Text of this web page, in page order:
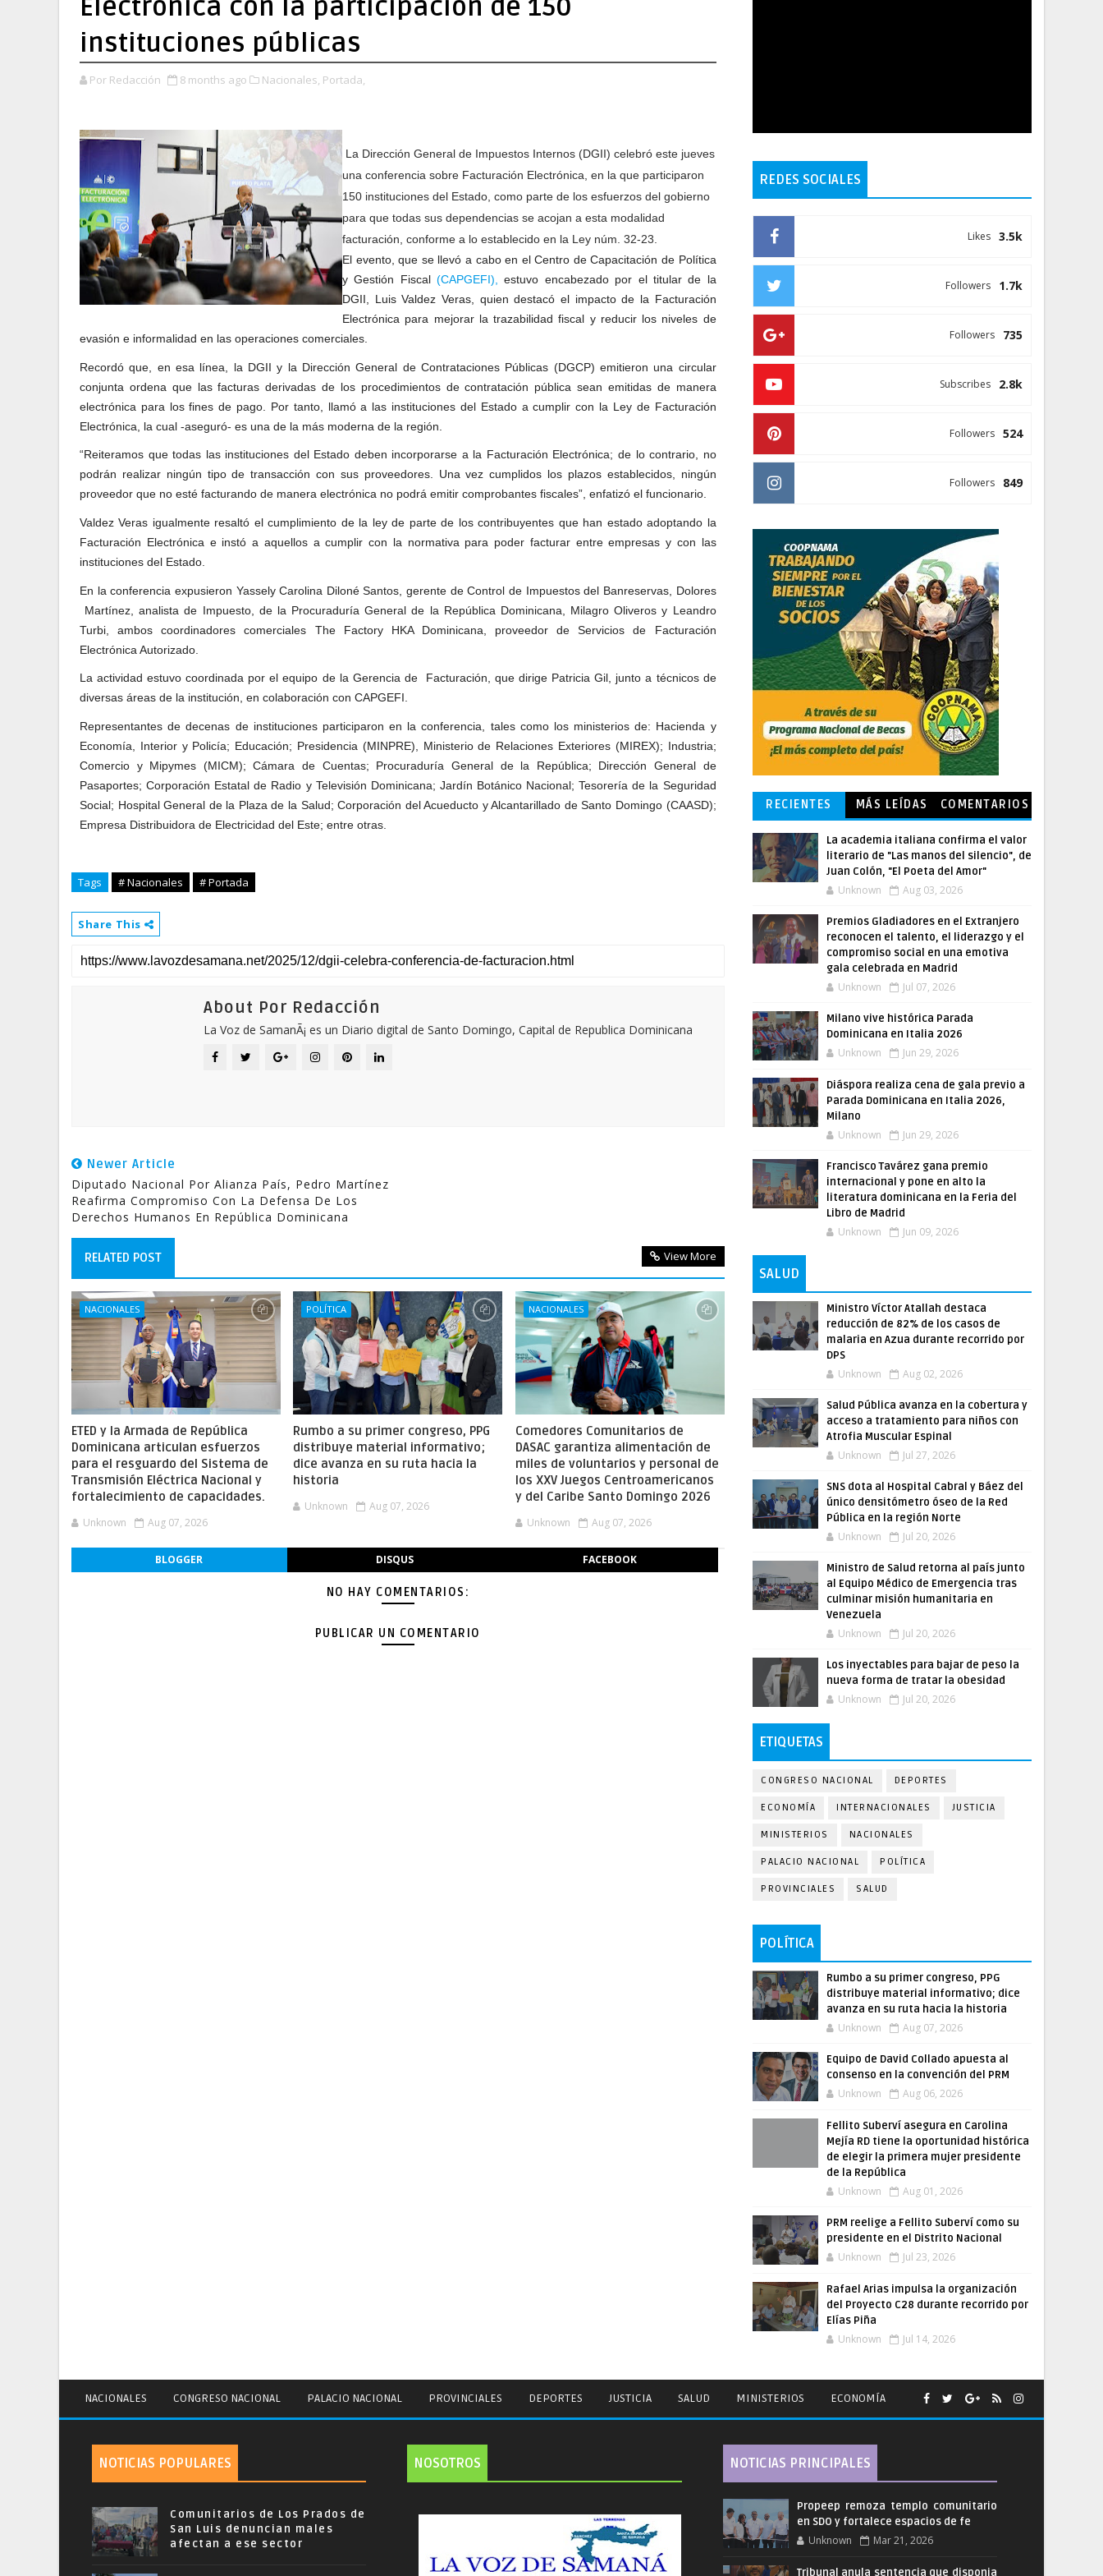
Electrónica con la participación de 150
instituciones públicas
Por Redacción 8 months ago Nacionales, Portada,
La Dirección General de Impuestos Internos (DGII) celebró este jueves
una conferencia sobre Facturación Electrónica, en la que participaron
150 instituciones del Estado, como parte de los esfuerzos del gobierno
para que todas sus dependencias se acojan a esta modalidad
facturación, conforme a lo establecido en la Ley núm. 32-23.
El evento, que se llevó a cabo en el Centro de Capacitación de Política
y Gestión Fiscal(CAPGEFI),estuvo encabezado por el titular de la
DGII, Luis Valdez Veras, quien destacó el impacto de la Facturación
Electrónica para mejorar la trazabilidad fiscal y reducir los niveles de
evasión e informalidad en las operaciones comerciales.
Recordó que, en esa línea, la DGII y la Dirección General de Contrataciones Públicas (DGCP) emitieron una circular
conjunta ordena que las facturas derivadas de los procedimientos de contratación pública sean emitidas de manera
electrónica para los fines de pago. Por tanto, llamó a las instituciones del Estado a cumplir con la Ley de Facturación
Electrónica, la cual -aseguró- es una de la más moderna de la región.
“Reiteramos que todas las instituciones del Estado deben incorporarse a la Facturación Electrónica; de lo contrario, no
podrán realizar ningún tipo de transacción con sus proveedores. Una vez cumplidos los plazos establecidos, ningún
proveedor que no esté facturando de manera electrónica no podrá emitir comprobantes fiscales”, enfatizó el funcionario.
Valdez Veras igualmente resaltó el cumplimiento de la ley de parte de los contribuyentes que han estado adoptando la
Facturación Electrónica e instó a aquellos a cumplir con la normativa para poder facturar entre empresas y con las
instituciones del Estado.
En la conferencia expusieron Yassely Carolina Diloné Santos, gerente de Control de Impuestos del Banreservas, Dolores
Martínez, analista de Impuesto, de la Procuraduría General de la República Dominicana, Milagro Oliveros y Leandro
Turbi, ambos coordinadores comerciales The Factory HKA Dominicana, proveedor de Servicios de Facturación
Electrónica Autorizado.
La actividad estuvo coordinada por el equipo de la Gerencia de Facturación, que dirige Patricia Gil, junto a técnicos de
diversas áreas de la institución, en colaboración con CAPGEFI.
Representantes de decenas de instituciones participaron en la conferencia, tales como los ministerios de: Hacienda y
Economía, Interior y Policía; Educación; Presidencia (MINPRE), Ministerio de Relaciones Exteriores (MIREX); Industria;
Comercio y Mipymes (MICM); Cámara de Cuentas; Procuraduría General de la República; Dirección General de
Pasaportes; Corporación Estatal de Radio y Televisión Dominicana; Jardín Botánico Nacional; Tesorería de la Seguridad
Social; Hospital General de la Plaza de la Salud; Corporación del Acueducto y Alcantarillado de Santo Domingo (CAASD);
Empresa Distribuidora de Electricidad del Este; entre otras.
Tags # Nacionales # Portada
Share This
About Por Redacción
La Voz de SamanÃ¡ es un Diario digital de Santo Domingo, Capital de Republica Dominicana
Newer Article
Diputado Nacional Por Alianza País, Pedro Martínez
Reafirma Compromiso Con La Defensa De Los
Derechos Humanos En República Dominicana
RELATED POST View More
NACIONALES
ETED y la Armada de República
Dominicana articulan esfuerzos
para el resguardo del Sistema de
Transmisión Eléctrica Nacional y
fortalecimiento de capacidades.
Unknown Aug 07, 2026
POLÍTICA
Rumbo a su primer congreso, PPG
distribuye material informativo;
dice avanza en su ruta hacia la
historia
Unknown Aug 07, 2026
NACIONALES
Comedores Comunitarios de
DASAC garantiza alimentación de
miles de voluntarios y personal de
los XXV Juegos Centroamericanos
y del Caribe Santo Domingo 2026
Unknown Aug 07, 2026
BLOGGER DISQUS FACEBOOK
NO HAY COMENTARIOS:
PUBLICAR UN COMENTARIO
REDES SOCIALES
3.5k
Likes
1.7k
Followers
735
Followers
2.8k
Subscribes
524
Followers
849
Followers
RECIENTES MÁS LEÍDAS COMENTARIOS
La academia italiana confirma el valor
literario de "Las manos del silencio", de
Juan Colón, "El Poeta del Amor"
Unknown Aug 03, 2026
Premios Gladiadores en el Extranjero
reconocen el talento, el liderazgo y el
compromiso social en una emotiva
gala celebrada en Madrid
Unknown Jul 07, 2026
Milano vive histórica Parada
Dominicana en Italia 2026
Unknown Jun 29, 2026
Diáspora realiza cena de gala previo a
Parada Dominicana en Italia 2026,
Milano
Unknown Jun 29, 2026
Francisco Tavárez gana premio
internacional y pone en alto la
literatura dominicana en la Feria del
Libro de Madrid
Unknown Jun 09, 2026
SALUD
Ministro Víctor Atallah destaca
reducción de 82% de los casos de
malaria en Azua durante recorrido por
DPS
Unknown Aug 02, 2026
Salud Pública avanza en la cobertura y
acceso a tratamiento para niños con
Atrofia Muscular Espinal
Unknown Jul 27, 2026
SNS dota al Hospital Cabral y Báez del
único densitómetro óseo de la Red
Pública en la región Norte
Unknown Jul 20, 2026
Ministro de Salud retorna al país junto
al Equipo Médico de Emergencia tras
culminar misión humanitaria en
Venezuela
Unknown Jul 20, 2026
Los inyectables para bajar de peso la
nueva forma de tratar la obesidad
Unknown Jul 20, 2026
ETIQUETAS
CONGRESO NACIONAL DEPORTES
ECONOMÍA INTERNACIONALES JUSTICIA
MINISTERIOS NACIONALES
PALACIO NACIONAL POLÍTICA
PROVINCIALES SALUD
POLÍTICA
Rumbo a su primer congreso, PPG
distribuye material informativo; dice
avanza en su ruta hacia la historia
Unknown Aug 07, 2026
Equipo de David Collado apuesta al
consenso en la convención del PRM
Unknown Aug 06, 2026
Fellito Suberví asegura en Carolina
Mejía RD tiene la oportunidad histórica
de elegir la primera mujer presidente
de la República
Unknown Aug 01, 2026
PRM reelige a Fellito Suberví como su
presidente en el Distrito Nacional
Unknown Jul 23, 2026
Rafael Arias impulsa la organización
del Proyecto C28 durante recorrido por
Elías Piña
Unknown Jul 14, 2026
NACIONALES CONGRESO NACIONAL PALACIO NACIONAL PROVINCIALES DEPORTES JUSTICIA SALUD MINISTERIOS ECONOMÍA
NOTICIAS POPULARES
Comunitarios de Los Prados de
San Luis denuncian males
afectan a ese sector
NOSOTROS NOTICIAS PRINCIPALES
Propeep remoza templo comunitario
en SDO y fortalece espacios de fe
Unknown Mar 21, 2026
Tribunal anula sentencia que disponia